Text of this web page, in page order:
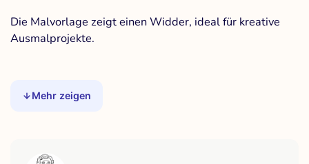
Die Malvorlage zeigt einen Widder, ideal für kreative
Ausmalprojekte.
Mehr zeigen